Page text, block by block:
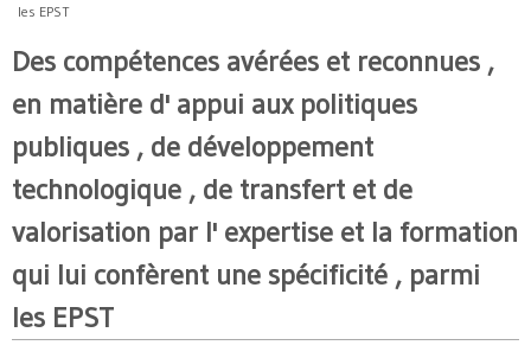
les EPST
Des compétences avérées et reconnues ,
en matière d' appui aux politiques
publiques , de développement
technologique , de transfert et de
valorisation par l' expertise et la formation
qui lui confèrent une spécificité , parmi
les EPST